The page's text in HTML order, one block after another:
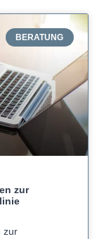
BERATUNG
zur
zur